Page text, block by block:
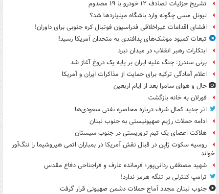
تشریح جزئیات تصادف ۱۲ خودرو با ۱۹ مصدوم
لیونل مسی چگونه وارد باشگاه میلیاردها شد؟
افشای اقدامات غیراخلاقی فدراسیون فوتبال کره جنوبی برای داوران!
تبعات کمبود موشک‌های پدافندی به متحدان آمریکا رسید!
ابتکارات رهبر انقلاب در میدان نبرد
برنی سندرز: جنگ علیه ایران بر پایه یک دروغ آغاز شد
اعلام آمادگی ترکیه برای حمایت از مذاکرات ایران و آمریکا
حال و هوای سامرا بعد از ایام اربعین
فورلان به خانه بازگشت
اثر جدید کمال شرف درباره محاصره نفتی سعودی‌ها
ادامه حملات رژیم صهیونیستی به جنوب لبنان
هلاکت اعضای یک تیم تروریستی در جنوب سیستان
روسیه سکوت ژاپن در قبال نقش آمریکا در بمباران اتمی هیروشیما را ننگ‌آور
خواند
شهید مصطفی ردانی‌پور؛ فرمانده عارف و فراجناحی دفاع مقدس
ترامپ کنترلی بر تنگه هرمز ندارد!
جنوب لبنان مجدد آماج حملات دشمن صهیونی قرار گرفت